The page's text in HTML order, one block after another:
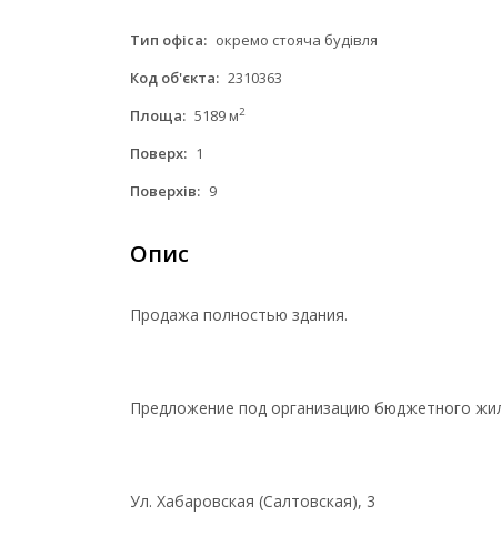
Тип офіса: окремо стояча будівля
Код об'єкта: 2310363
Площа: 5189 м2
Поверх: 1
Поверхів: 9
Опис
Продажа полностью здания.
Предложение под организацию бюджетного
Ул. Хабаровская (Салтовская), 3